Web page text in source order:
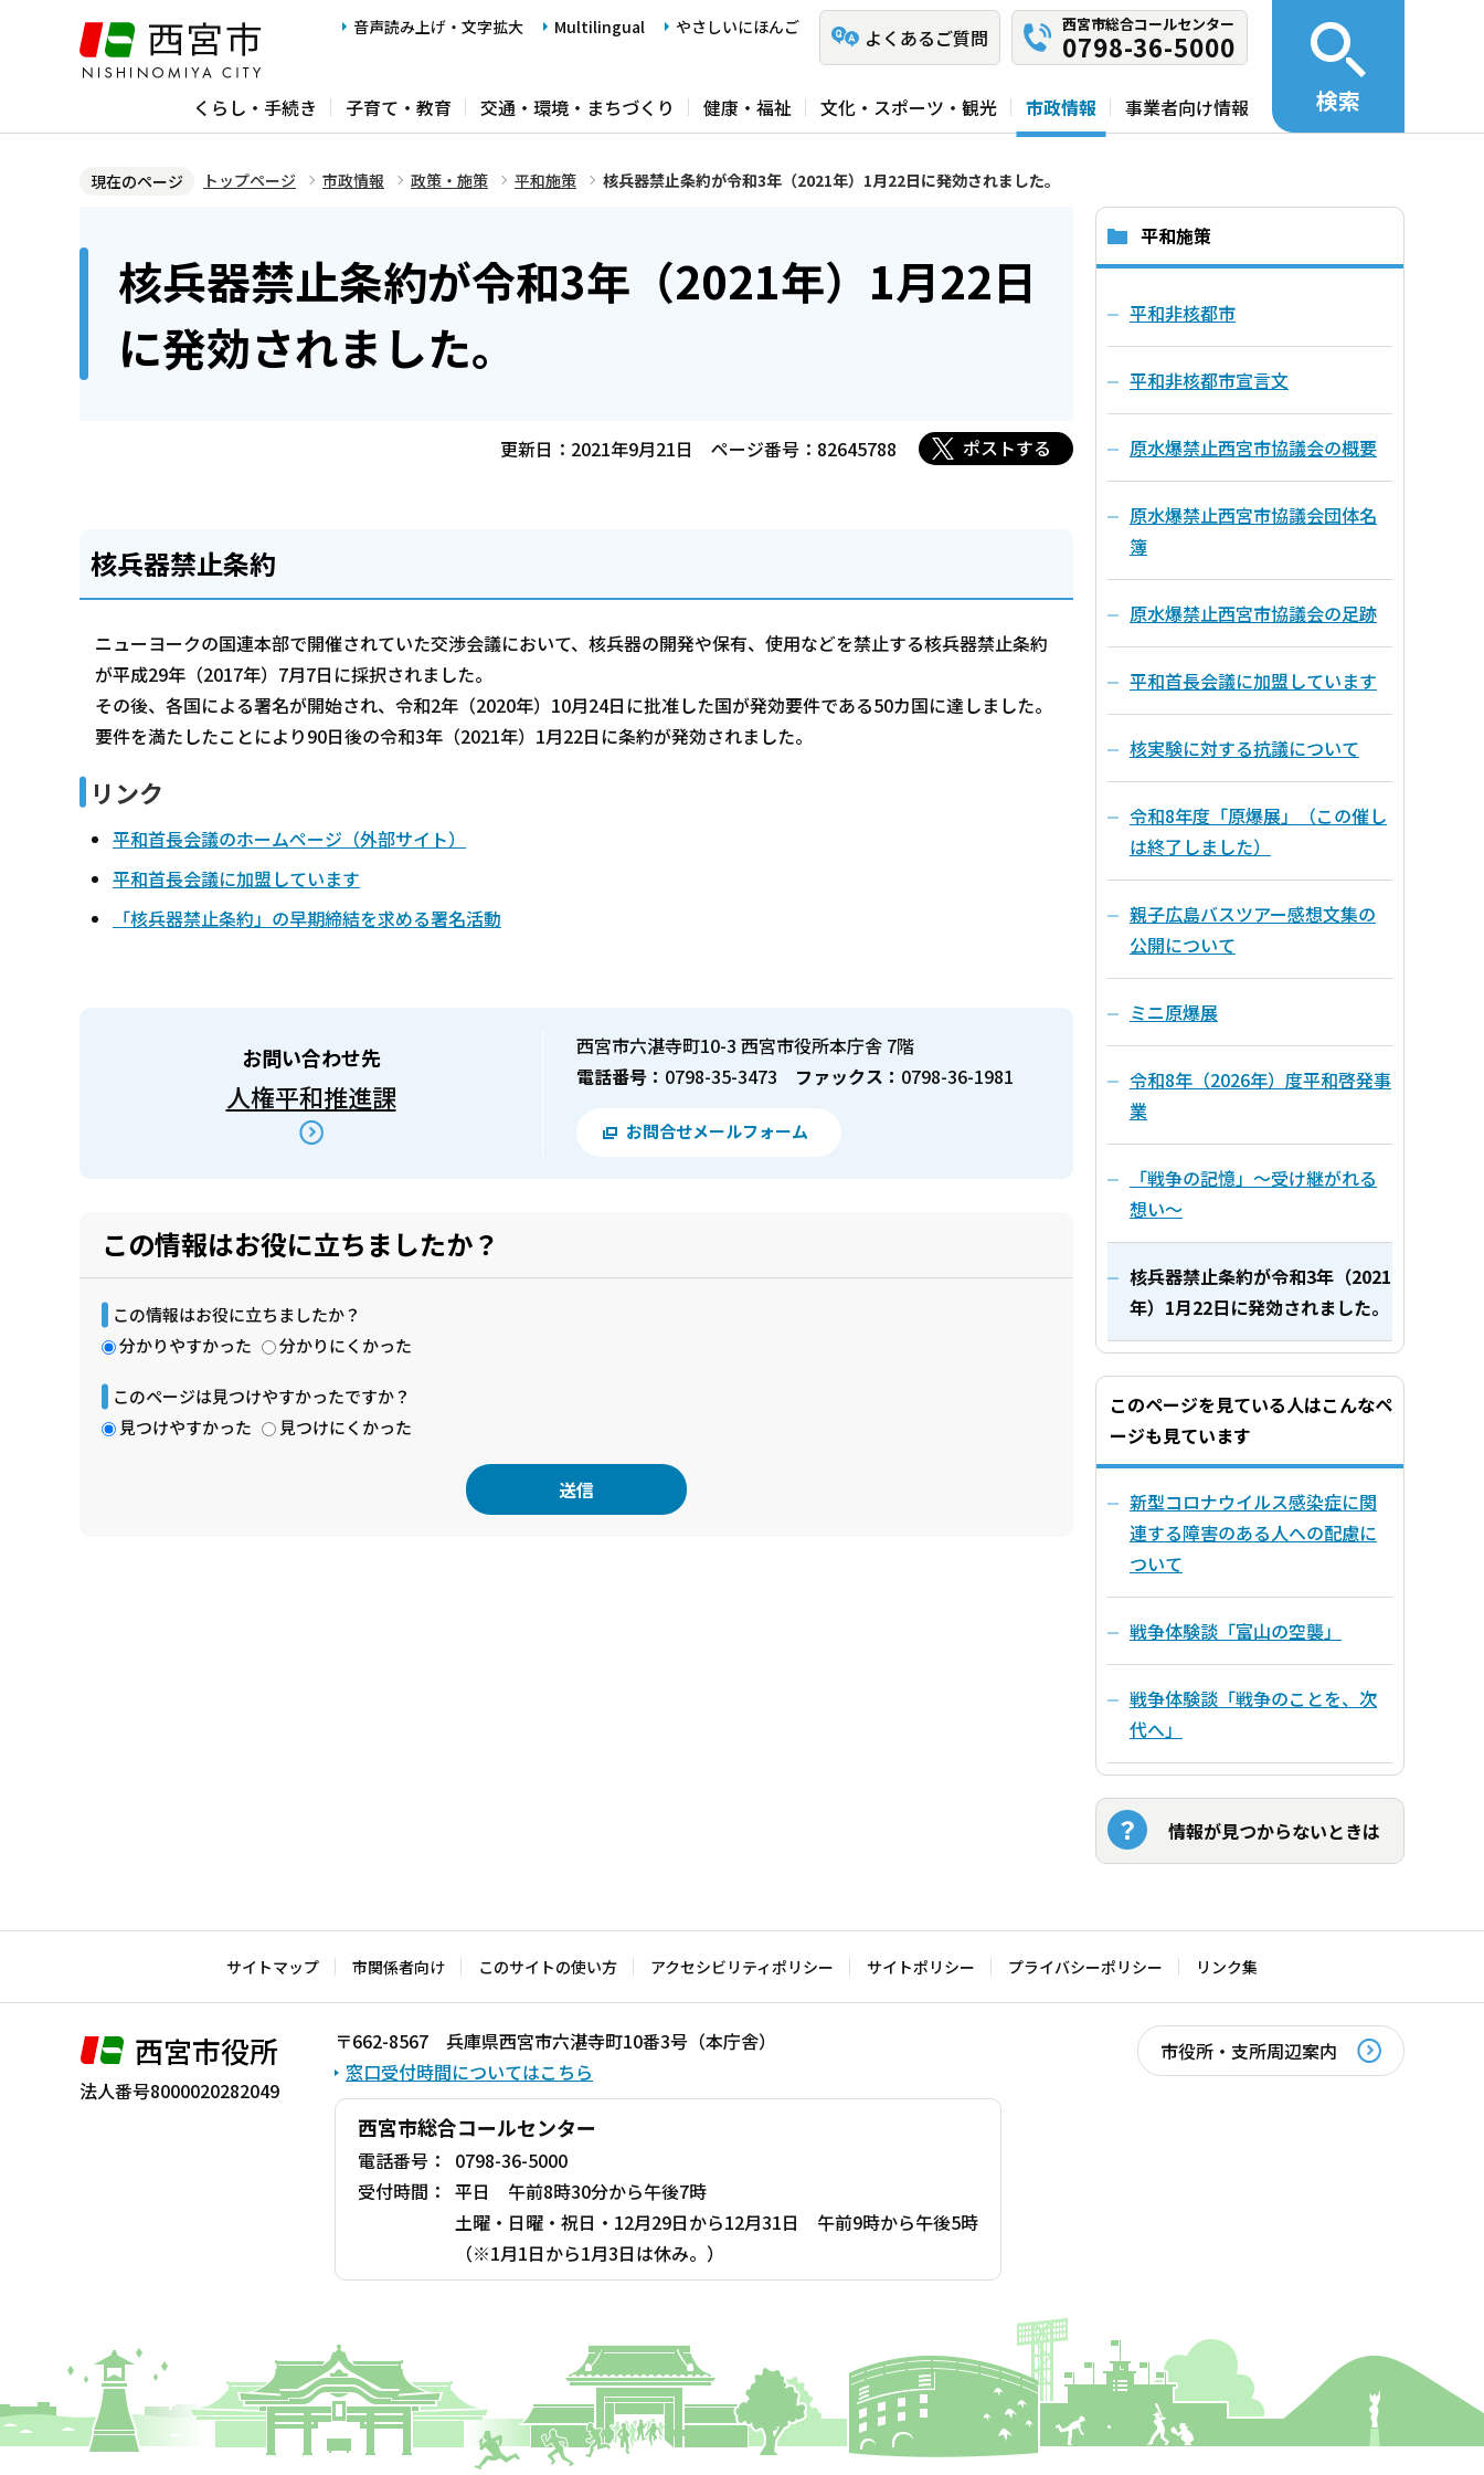
ジ
音声読み上げ・文字拡大 Multilingual やさしいにほんご よくあるご質問
西宮市総合コールセンター
0798-36-5000
くらし・手続き 子育て・教育 交通・環境・まちづくり 健康・福祉 文化・スポーツ・観光 市政情報 事業者向け情報 検索
現在のページ トップページ 市政情報 政策・施策 平和施策 核兵器禁止条約が令和3年（2021年）1月22日に発効されました。
核兵器禁止条約が令和3年（2021年）1月22日
に発効されました。
更新日：2021年9月21日 ページ番号：82645788 ポストする
核兵器禁止条約
ニューヨークの国連本部で開催されていた交渉会議において、核兵器の開発や保有、使用などを禁止する核兵器禁止条約
が平成29年（2017年）7月7日に採択されました。
その後、各国による署名が開始され、令和2年（2020年）10月24日に批准した国が発効要件である50カ国に達しました。
要件を満たしたことにより90日後の令和3年（2021年）1月22日に条約が発効されました。
リンク
平和首長会議のホームページ（外部サイト）
平和首長会議に加盟しています
「核兵器禁止条約」の早期締結を求める署名活動
お問い合わせ先
人権平和推進課
西宮市六湛寺町10-3 西宮市役所本庁舎 7階
電話番号： 0798-35-3473 ファックス： 0798-36-1981
お問合せメールフォーム
この情報はお役に立ちましたか？
この情報はお役に立ちましたか？
分かりやすかった
分かりにくかった
このページは見つけやすかったですか？
見つけやすかった
見つけにくかった
平和施策
平和非核都市
平和非核都市宣言文
原水爆禁止西宮市協議会の概要
原水爆禁止西宮市協議会団体名
簿
原水爆禁止西宮市協議会の足跡
平和首長会議に加盟しています
核実験に対する抗議について
令和8年度「原爆展」（この催し
は終了しました）
親子広島バスツアー感想文集の
公開について
ミニ原爆展
令和8年（2026年）度平和啓発事
業
「戦争の記憶」～受け継がれる
想い～
核兵器禁止条約が令和3年（2021
年）1月22日に発効されました。
このページを見ている人はこんなペ
ージも見ています
新型コロナウイルス感染症に関
連する障害のある人への配慮に
ついて
戦争体験談「富山の空襲」
戦争体験談「戦争のことを、次
代へ」
情報が見つからないときは
サイトマップ 市関係者向け このサイトの使い方 アクセシビリティポリシー サイトポリシー プライバシーポリシー リンク集
西宮市役所
法人番号8000020282049
〒662-8567 兵庫県西宮市六湛寺町10番3号（本庁舎）
窓口受付時間についてはこちら
西宮市総合コールセンター
電話番号：
0798-36-5000
受付時間： 平日 午前8時30分から午後7時
土曜・日曜・祝日・12月29日から12月31日 午前9時から午後5時
（※1月1日から1月3日は休み。）
市役所・支所周辺案内